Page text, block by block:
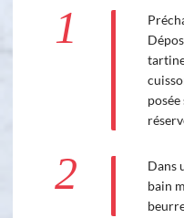
1
2
Dans
bain